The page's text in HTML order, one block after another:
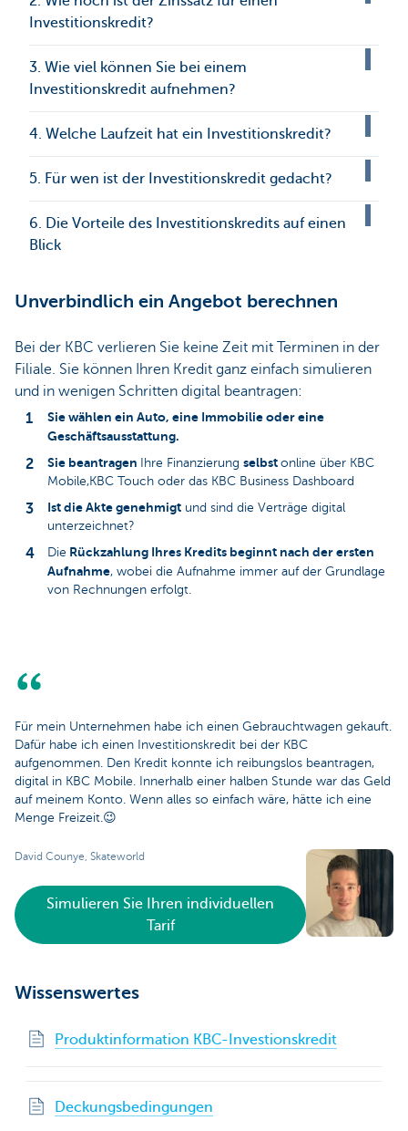
Investitionskredit?
3. Wie viel können Sie bei einem
Investitionskredit aufnehmen?
4. Welche Laufzeit hat ein Investitionskredit?
5. Für wen ist der Investitionskredit gedacht?
6. Die Vorteile des Investitionskredits auf einen
Blick
Unverbindlich ein Angebot berechnen
Bei der KBC verlieren Sie keine Zeit mit Terminen in der
Filiale. Sie können Ihren Kredit ganz einfach simulieren
und in wenigen Schritten digital beantragen:
Sie wählen ein Auto, eine Immobilie oder eine
Geschäftsausstattung.
Sie beantragen
Ihre Finanzierung selbst online über KBC
Mobile,KBC Touch oder das KBC Business Dashboard
Ist die Akte genehmigt und sind die Verträge digital
unterzeichnet?
Die Rückzahlung Ihres Kredits beginnt nach der ersten
Aufnahme, wobei die Aufnahme immer auf der Grundlage
von Rechnungen erfolgt.
Für mein Unternehmen habe ich einen Gebrauchtwagen gekauft.
Dafür habe ich einen Investitionskredit bei der KBC
aufgenommen. Den Kredit konnte ich reibungslos beantragen,
digital in KBC Mobile. Innerhalb einer halben Stunde war das Geld
auf meinem Konto. Wenn alles so einfach wäre, hätte ich eine
Menge Freizeit.😉
David Counye, Skateworld
Simulieren Sie Ihren individuellen
Tarif
Wissenswertes
Produktinformation KBC-Investionskredit
Deckungsbedingungen